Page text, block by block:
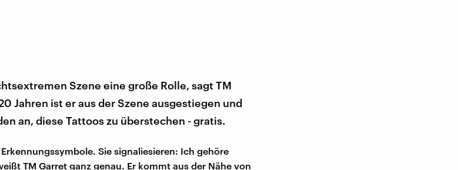
Szene eine große Rolle, sagt TM
Jahren ist er aus der Szene ausgestiegen und
an, diese Tattoos zu überstechen - gratis.
Sie signaliesieren: Ich gehöre
TM Garret ganz genau. Er kommt aus der Nähe von